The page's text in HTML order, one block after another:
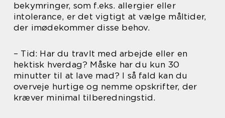
bekymringer, som f.eks. allergier eller
intolerance, er det vigtigt at vælge måltider,
der imødekommer disse behov.
– Tid: Har du travlt med arbejde eller en
hektisk hverdag? Måske har du kun 30
minutter til at lave mad? I så fald kan du
overveje hurtige og nemme opskrifter, der
kræver minimal tilberedningstid.